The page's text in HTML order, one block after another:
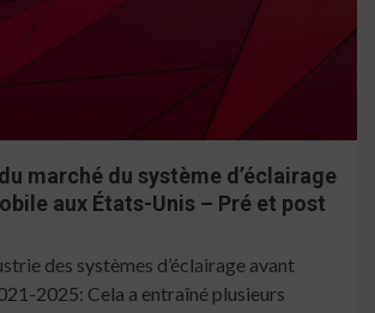
marché du système d’éclairage
aux États-Unis – Pré et post
des systèmes d’éclairage avant
2025: Cela a entraîné plusieurs